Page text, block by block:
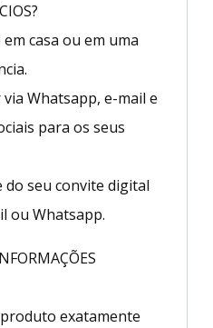
casa ou em uma
Whatsapp, e-mail e
para os seus
seu convite digital
ou Whatsapp.
exatamente